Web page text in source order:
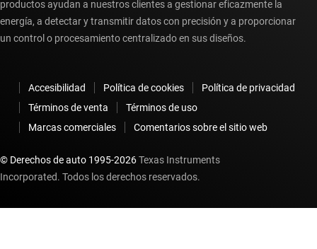
productos ayudan a nuestros clientes a gestionar eficazmente la
energía, a detectar y transmitir datos con precisión y a proporcionar
un control o procesamiento centralizado en sus diseños.
Accesibilidad Política de cookies
Política de privacidad
Términos de venta
Términos de uso
Marcas comerciales
Comentarios sobre el sitio web
© Derechos de auto 1995-2026Texas Instruments
Incorporated. Todos los derechos reservados.